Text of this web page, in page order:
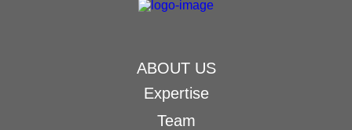
ABOUT US
Expertise
Team